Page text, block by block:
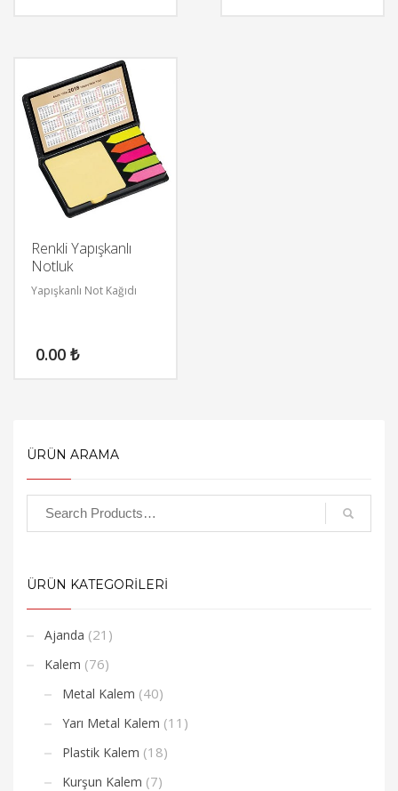
Renkli Yapışkanlı
Notluk
Yapışkanlı Not Kağıdı
0.00 ₺
ÜRÜN ARAMA
ÜRÜN KATEGORİLERİ
Ajanda (21)
Kalem (76)
Metal Kalem (40)
Yarı Metal Kalem (11)
Plastik Kalem (18)
Kurşun Kalem (7)